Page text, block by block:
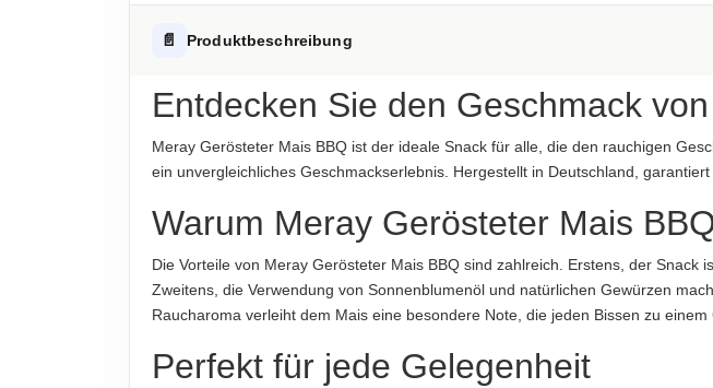
-davon gesättigte Fettsäuren
Eiweiß
Hinweis zur Haftung: Für die vorstehenden Angaben wird keine Haftung übernommen. Bitte prüfen Sie
ALLERGENHINWEISE
AUFBEWAHRUNGSHINWEIS
HERKUNFTSLAND
Für die vorstehenden Angaben wird keine Haftung übernommen...
ABTROPFGEWICHT
📄 Produktbeschreibung
Entdecken Sie den Geschmack
Meray Gerösteter Mais BBQ ist der ideale Snack für alle, die den rauchigen
ein unvergleichliches Geschmackserlebnis. Hergestellt in Deutschland,
Warum Meray Gerösteter Mais
Die Vorteile von Meray Gerösteter Mais BBQ sind zahlreich. Erstens, der
Zweitens, die Verwendung von Sonnenblumenöl und natürlichen Gewürzen
Raucharoma verleiht dem Mais eine besondere Note, die jeden Bissen zu einem
Perfekt für jede Gelegenheit